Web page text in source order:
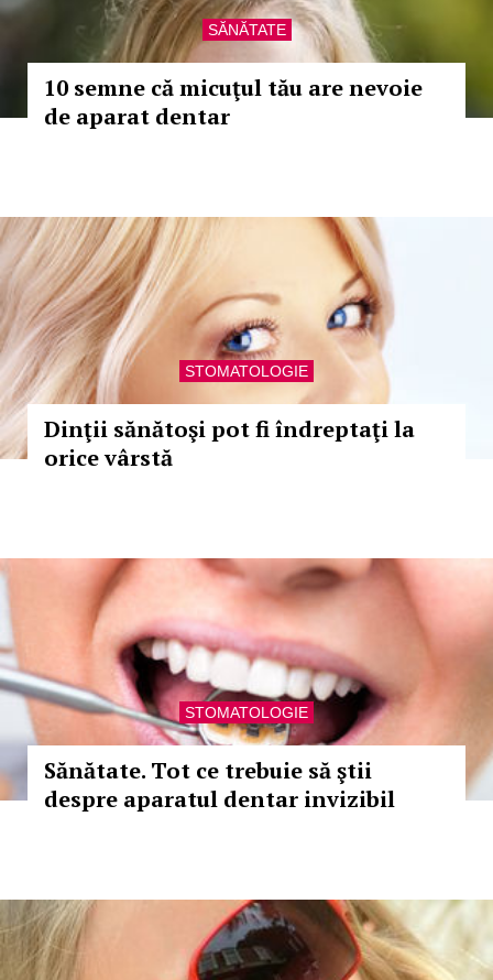
SĂNĂTATE
10 semne că micuţul tău are nevoie
de aparat dentar
STOMATOLOGIE
Dinţii sănătoşi pot fi îndreptaţi la
orice vârstă
STOMATOLOGIE
Sănătate. Tot ce trebuie să ştii
despre aparatul dentar invizibil